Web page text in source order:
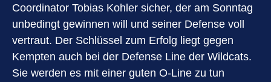
Coordinator Tobias Kohler sicher, der am Sonntag
unbedingt gewinnen will und seiner Defense voll
vertraut. Der Schlüssel zum Erfolg liegt gegen
Kempten auch bei der Defense Line der Wildcats.
Sie werden es mit einer guten O-Line zu tun